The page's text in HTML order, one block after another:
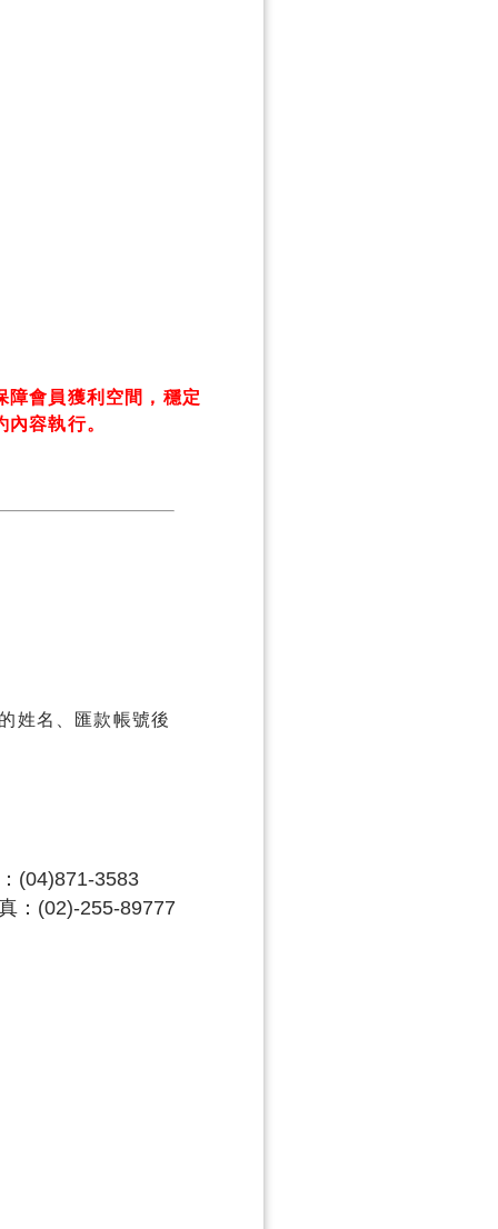
會員獲利空間，穩定
容執行。
姓名、匯款帳號後
(04)871-3583
：(02)-255-89777